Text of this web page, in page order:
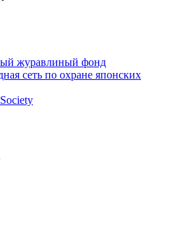
журавлиный фонд
сеть по охране японских